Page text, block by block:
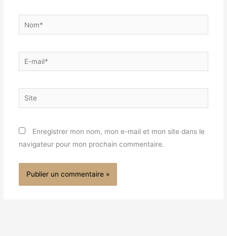
Nom*
E-
mail*
Site
Enregistrer mon nom, mon e-mail et mon site dans le
navigateur pour mon prochain commentaire.